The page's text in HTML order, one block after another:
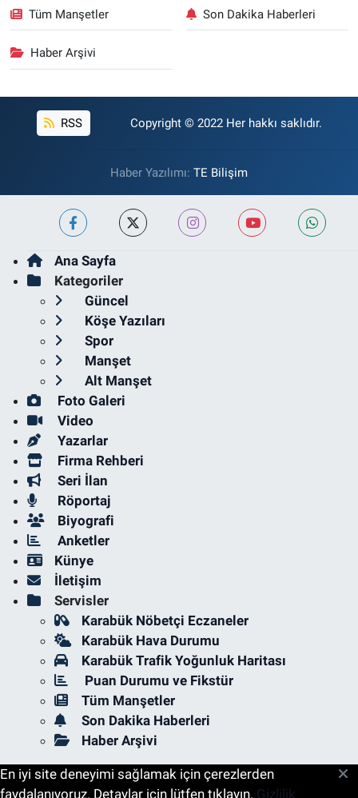
Tüm Manşetler Son Dakika Haberleri
Haber Arşivi
RSS Copyright © 2022 Her hakkı saklıdır.
Haber Yazılımı: TE Bilişim
Ana Sayfa
Kategoriler
Güncel
Köşe Yazıları
Spor
Manşet
Alt Manşet
Foto Galeri
Video
Yazarlar
Firma Rehberi
Seri İlan
Röportaj
Biyografi
Anketler
Künye
İletişim
Servisler
Karabük Nöbetçi Eczaneler
Karabük Hava Durumu
Karabük Trafik Yoğunluk Haritası
Puan Durumu ve Fikstür
Tüm Manşetler
Son Dakika Haberleri
Haber Arşivi
En iyi site deneyimi sağlamak için çerezlerden
faydalanıyoruz. Detaylar için lütfen tıklayın. Gizlilik